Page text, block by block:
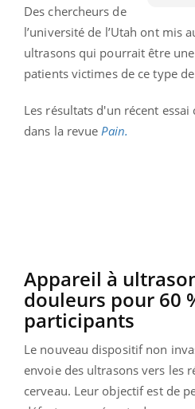
Des chercheurs de
l’université de l’Utah ont mis
ultrasons qui pourrait être
patients victimes de ce type
Les résultats d'un récent
dans la revuePain.
Appareil à
douleurs pour 60
participants
Le nouveau dispositif non
envoie des ultrasons vers les
cerveau. Leur objectif est de